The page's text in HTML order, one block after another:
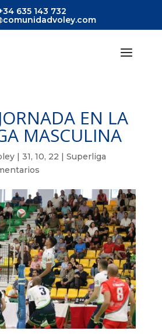
635 143 732
EN LA
MASCULINA
| 31, 10, 22 | Superliga